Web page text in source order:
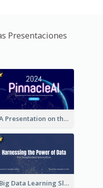
Presentaciones
A Presentation on the Revolutionary Development of AI Chips
Big Data Learning Slide